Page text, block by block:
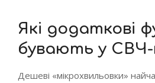
Які додаткові
бувають у СВЧ-
Дешеві «мікрохвильовки»